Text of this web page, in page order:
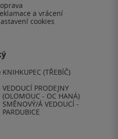
a vrácení
cookies
KNIHKUPEC (TŘEBÍČ)
VEDOUCÍ PRODEJNY
(OLOMOUC - OC HANÁ)
SMĚNOVÝ/Á VEDOUCÍ -
PARDUBICE